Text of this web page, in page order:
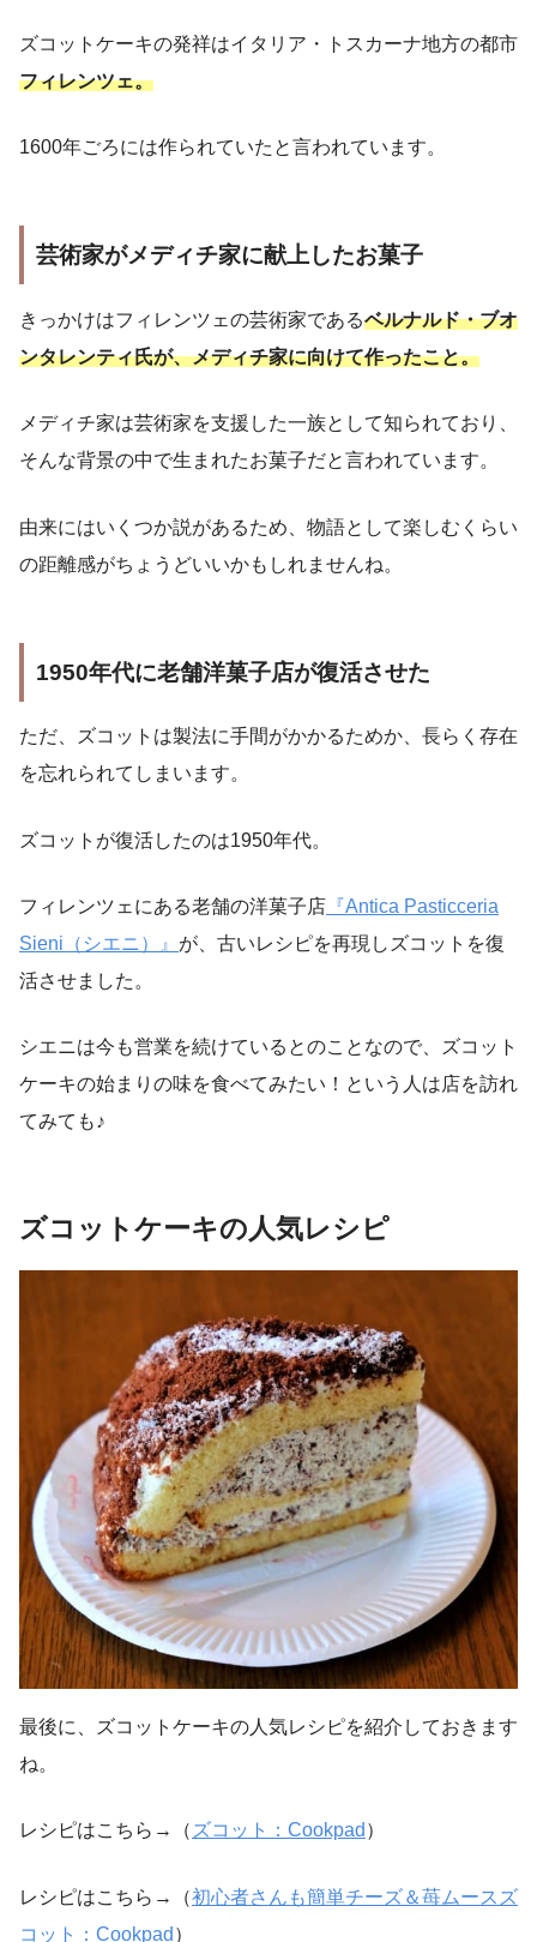
ズコットケーキの発祥はイタリア・トスカーナ地方の都市
フィレンツェ。
1600年ごろには作られていたと言われています。
芸術家がメディチ家に献上したお菓子
きっかけはフィレンツェの芸術家であるベルナルド・ブオ
ンタレンティ氏が、メディチ家に向けて作ったこと。
メディチ家は芸術家を支援した一族として知られており、
そんな背景の中で生まれたお菓子だと言われています。
由来にはいくつか説があるため、物語として楽しむくらい
の距離感がちょうどいいかもしれませんね。
1950年代に老舗洋菓子店が復活させた
ただ、ズコットは製法に手間がかかるためか、長らく存在
を忘れられてしまいます。
ズコットが復活したのは1950年代。
フィレンツェにある老舗の洋菓子店 『Antica Pasticceria
Sieni（シエニ）』 が、古いレシピを再現しズコットを復
活させました。
シエニは今も営業を続けているとのことなので、ズコット
ケーキの始まりの味を食べてみたい！という人は店を訪れ
てみても♪
ズコットケーキの人気レシピ
最後に、ズコットケーキの人気レシピを紹介しておきます
ね。
レシピはこちら→（ ズコット：Cookpad）
レシピはこちら→（初心者さんも簡単チーズ＆苺ムースズ
コット：Cookpad）